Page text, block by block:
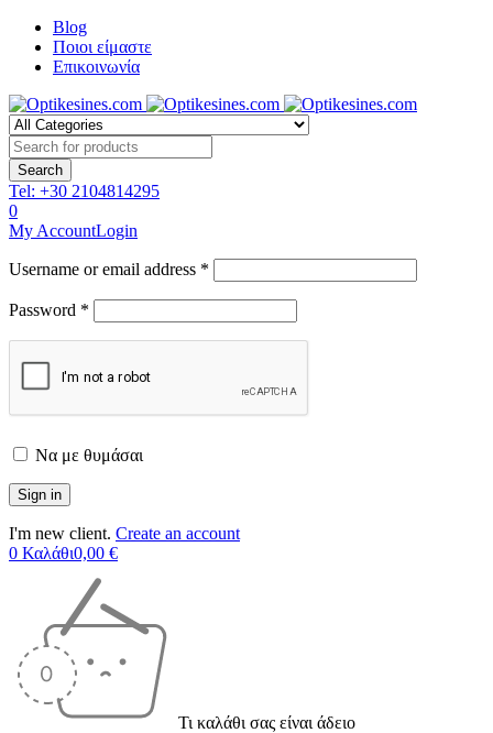
Blog
Ποιοι είμαστε
Επικοινωνία
Tel: +30 2104814295
0
My AccountLogin
Username or email address *
Password *
Να με θυμάσαι
I'm new client. Create an account
0 Καλάθι0,00 €
Τι καλάθι σας είναι άδειο